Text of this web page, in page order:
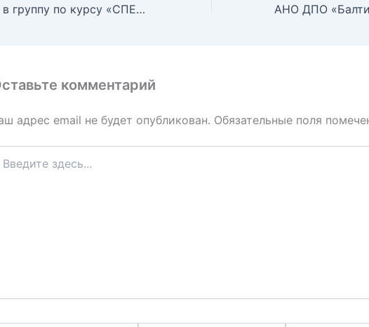
Набор в группу по курсу «СПЕЦИАЛИСТ В СФЕРЕ ЗАКУПОК 44-ФЗ»
комментарий
адрес email не будет опубликован. Обязательные поля